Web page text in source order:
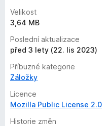
Velikost
3,64 MB
Poslední aktualizace
před 3 lety (22. lis 2023)
Příbuzné kategorie
Záložky
Licence
Mozilla Public License 2.0
Historie změn